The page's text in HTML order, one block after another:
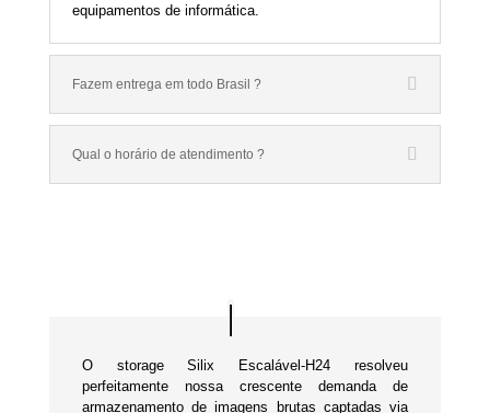
equipamentos de informática.
Fazem entrega em todo Brasil ?
Qual o horário de atendimento ?
O storage Silix Escalável-H24 resolveu
perfeitamente nossa crescente demanda de
armazenamento de imagens brutas captadas via